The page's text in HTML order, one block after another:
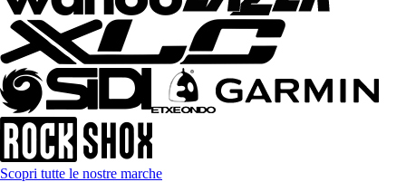
Scopri tutte le nostre marche